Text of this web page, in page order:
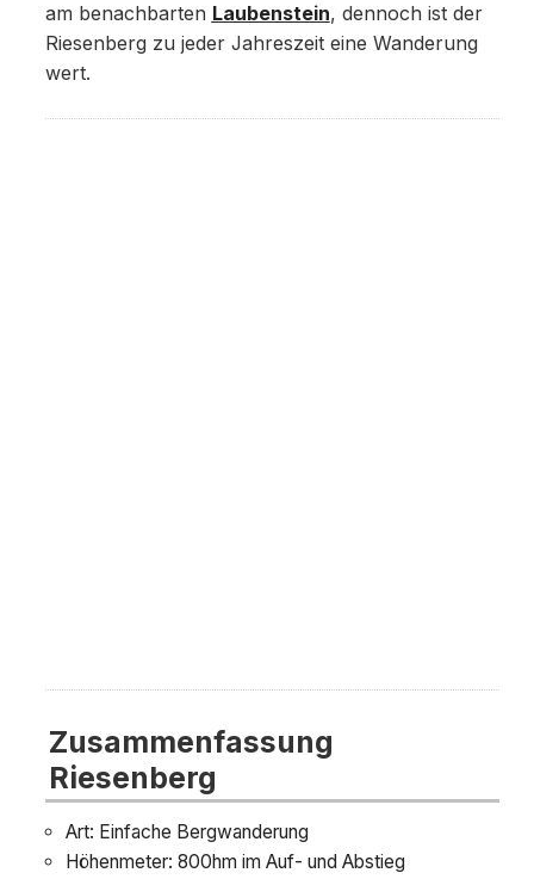
am benachbarten Laubenstein, dennoch ist der
Riesenberg zu jeder Jahreszeit eine Wanderung
wert.
Zusammenfassung
Riesenberg
Art: Einfache Bergwanderung
Höhenmeter: 800hm im Auf- und Abstieg